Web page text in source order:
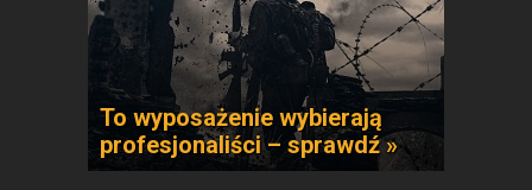
To wyposażenie wybierają
profesjonaliści – sprawdź »